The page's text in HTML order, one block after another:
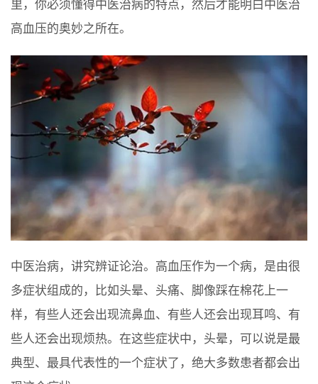
里，你必须懂得中医治病的特点，然后才能明白中医治
高血压的奥妙之所在。
中医治病，讲究辨证论治。高血压作为一个病，是由很
多症状组成的，比如头晕、头痛、脚像踩在棉花上一
样，有些人还会出现流鼻血、有些人还会出现耳鸣、有
些人还会出现烦热。在这些症状中，头晕，可以说是最
典型、最具代表性的一个症状了，绝大多数患者都会出